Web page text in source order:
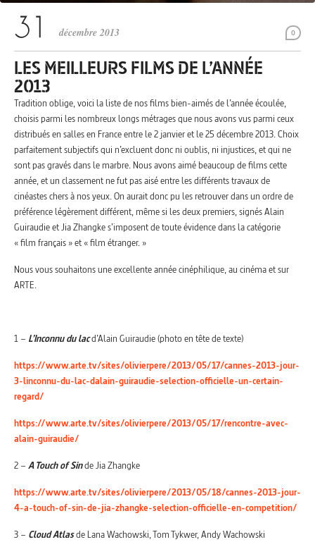
0
décembre 2013
LES MEILLEURS FILMS DE L’ANNÉE
2013
Tradition oblige, voici la liste de nos films bien-aimés de l’année écoulée,
choisis parmi les nombreux longs métrages que nous avons vus parmi ceux
distribués en salles en France entre le 2 janvier et le 25 décembre 2013. Choix
parfaitement subjectifs qui n’excluent donc ni oublis, ni injustices, et qui ne
sont pas gravés dans le marbre. Nous avons aimé beaucoup de films cette
année, et un classement ne fut pas aisé entre les différents travaux de
cinéastes chers à nos yeux. On aurait donc pu les retrouver dans un ordre de
préférence légèrement différent, même si les deux premiers, signés Alain
Guiraudie et Jia Zhangke s’imposent de toute évidence dans la catégorie
« film français » et « film étranger. »
Nous vous souhaitons une excellente année cinéphilique, au cinéma et sur
ARTE.
1 – L’Inconnu du lacd’Alain Guiraudie (photo en tête de texte)
https://www.arte.tv/sites/olivierpere/2013/05/17/cannes-2013-jour-
3-linconnu-du-lac-dalain-guiraudie-selection-officielle-un-certain-
regard/
https://www.arte.tv/sites/olivierpere/2013/05/17/rencontre-avec-
alain-guiraudie/
2 – A Touch of Sinde Jia Zhangke
https://www.arte.tv/sites/olivierpere/2013/05/18/cannes-2013-jour-
4-a-touch-of-sin-de-jia-zhangke-selection-officielle-en-competition/
3 – Cloud Atlasde Lana Wachowski, Tom Tykwer, Andy Wachowski